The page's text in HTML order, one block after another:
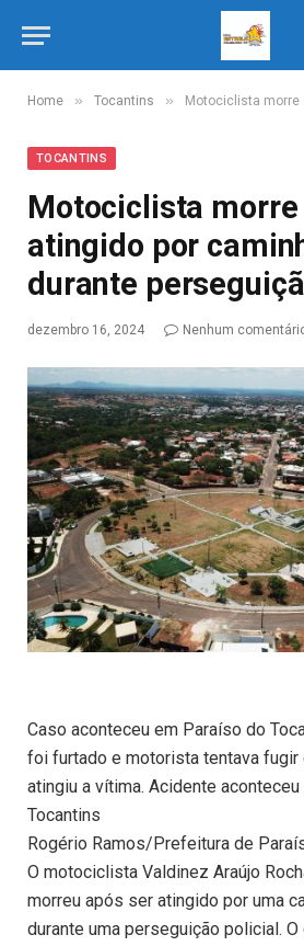
Home » Tocantins » Motociclista morre após ser
TOCANTINS
Motociclista morre
atingido por
durante
dezembro 16, 2024 Nenhum
Caso aconteceu em Paraíso do
foi furtado e motorista tentava fugir
atingiu a vítima. Acidente
Tocantins
Rogério Ramos/Prefeitura de
O motociclista Valdinez Araújo
morreu após ser atingido por uma
durante uma perseguição policial.